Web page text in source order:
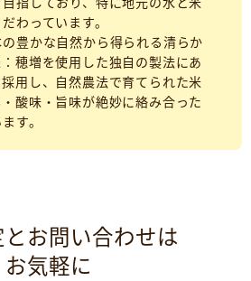
わっています。
豊かな自然から得られる清らか
穂増を使用した独自の製法にあ
用し、自然農法で育てられた米
酸味・旨味が絶妙に絡み合った
す。
お問い合わせは
お気軽に